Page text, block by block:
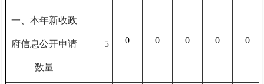
一、本年新收政
府信息公开申请
数量
5 0 0 0 0 0